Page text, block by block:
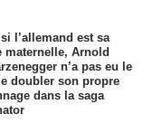
l’allemand est sa
maternelle, Arnold
n’a pas eu le
doubler son propre
dans la saga